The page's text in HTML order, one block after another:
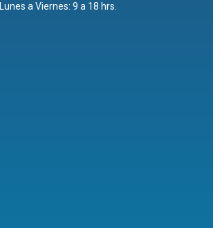
Lunes a Viernes: 9 a 18 hrs.